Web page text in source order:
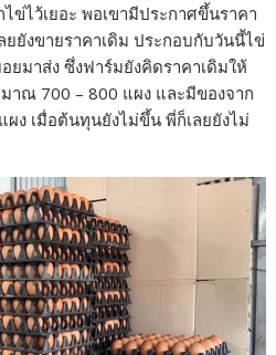
ไข่ไว้เยอะ พอเขามีประกาศขึ้นราคา
ยยังขายราคาเดิม ประกอบกับวันนี้ไข่
ยมาส่ง ซึ่งฟาร์มยังคิดราคาเดิมให้
าณ 700 – 800 แผง และมีของจาก
ง เมื่อต้นทุนยังไม่ขึ้น พี่ก็เลยยังไม่